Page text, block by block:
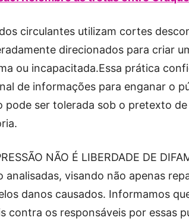
circulantes utilizam cortes
direcionados para criar
ou incapacitada.Essa prática
de informações para enganar o
pode ser tolerada sob o pretexto de
NÃO É LIBERDADE DE
analisadas, visando não apenas
danos causados. Informamos
contra os responsáveis por essas